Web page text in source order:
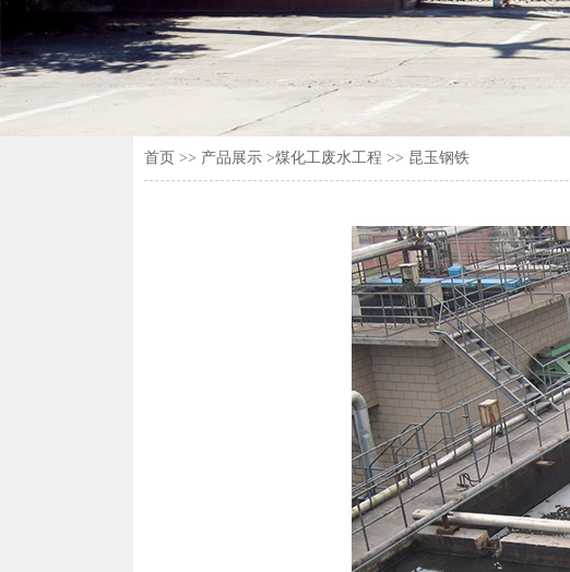
首页 >> 产品展示 >煤化工废水工程 >> 昆玉钢铁